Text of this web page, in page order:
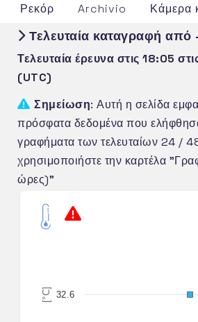
Ρεκόρ
Archivio Κάμερα
Τελευταία καταγραφή από
Τελευταία έρευνα στις 18:05
(UTC)
Σημείωση: Αυτή η σελίδα
πρόσφατα δεδομένα που
γραφήματα των τελευταίων 24 /
χρησιμοποιήστε την καρτέλα
ώρες)"
[°C] 32.6